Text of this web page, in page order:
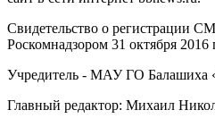
Свидетельство о регистрации
Роскомнадзором 31 октября 2016
Учредитель - МАУ ГО Балашиха
Главный редактор: Михаил